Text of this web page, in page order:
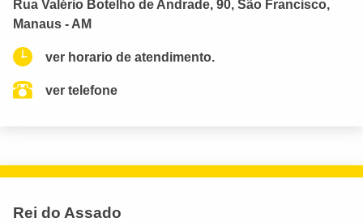
Rua Valério Botelho de Andrade, 90, São Francisco,
Manaus - AM
ver horario de atendimento.
ver telefone
Rei do Assado